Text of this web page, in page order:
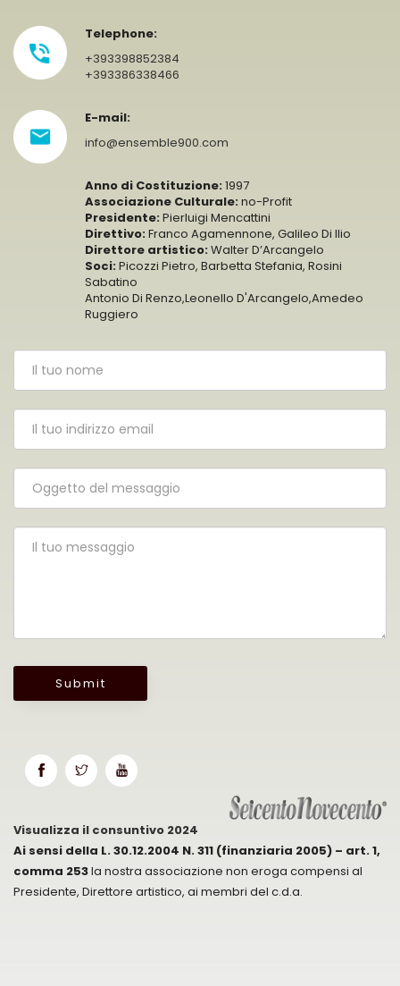
Telephone:
+393398852384
+393386338466
E-mail:
info@ensemble900.com
Anno di Costituzione: 1997
Associazione Culturale: no-Profit
Presidente: Pierluigi Mencattini
Direttivo: Franco Agamennone, Galileo Di Ilio
Direttore artistico: Walter D’Arcangelo
Soci: Picozzi Pietro, Barbetta Stefania, Rosini
Sabatino
Antonio Di Renzo,Leonello D'Arcangelo,Amedeo
Ruggiero
Submit
Visualizza il consuntivo 2024
Ai sensi della L. 30.12.2004 N. 311 (finanziaria 2005) – art. 1,
comma 253la nostra associazione non eroga compensi al
Presidente, Direttore artistico, ai membri del c.d.a.